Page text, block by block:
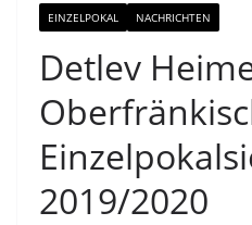
EINZELPOKAL NACHRICHTEN
Detlev
2019/2020